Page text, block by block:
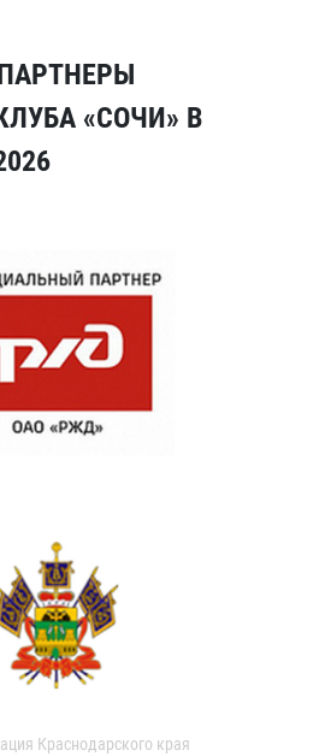
«СОЧИ» В
Краснодарского края